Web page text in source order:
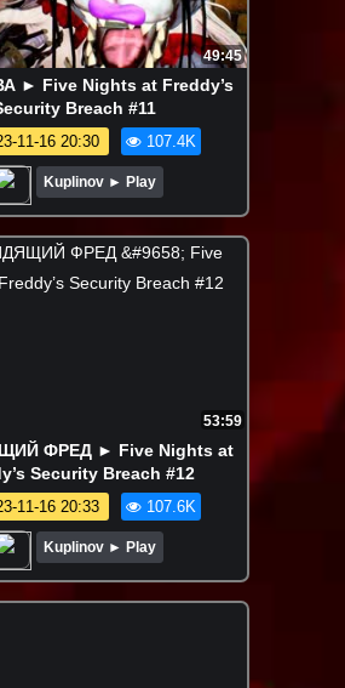
49:45
► Five Nights at Freddy’s
Breach #11
11-16 20:30 107.4K
Kuplinov ► Play
53:59
ФРЕД ► Five Nights at
Security Breach #12
11-16 20:33 107.6K
Kuplinov ► Play